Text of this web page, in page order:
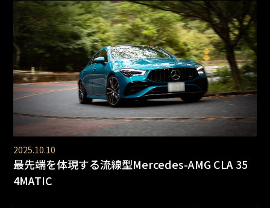
2025.10.10
最先端を体現する流線型Mercedes-AMG CLA 35
4MATIC